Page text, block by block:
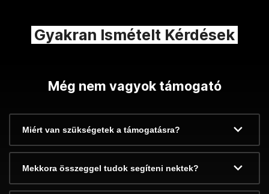
Gyakran Ismételt Kérdések
Még nem vagyok támogató
Miért van szükségetek a támogatásra?
Mekkora összeggel tudok segíteni nektek?